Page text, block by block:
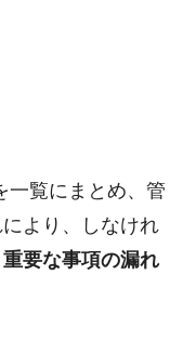
一覧にまとめ、管
より、しなけれ
重要な事項の漏れ